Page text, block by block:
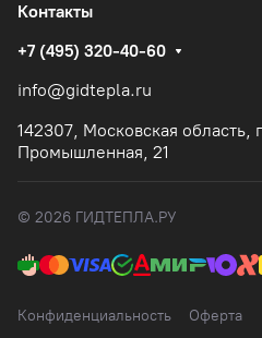
Контакты
+7 (495) 320-40-60
info@gidtepla.ru
142307, Московская область,
Промышленная, 21
© 2026 ГИДТЕПЛА.РУ
Конфиденциальность Оферта